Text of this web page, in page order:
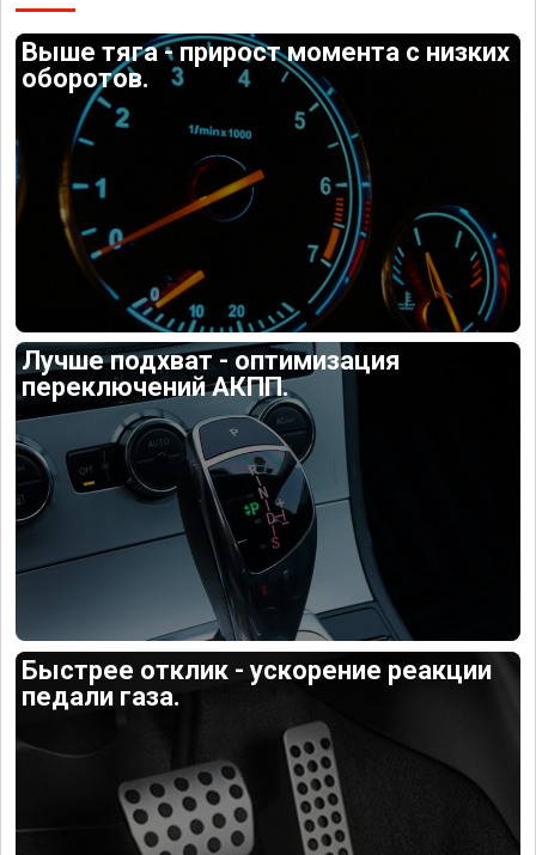
Выше тяга - прирост момента с низких
оборотов.
Лучше подхват - оптимизация
переключений АКПП.
Быстрее отклик - ускорение реакции
педали газа.